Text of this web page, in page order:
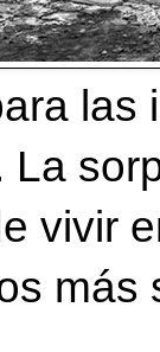
las
La
vivir
más